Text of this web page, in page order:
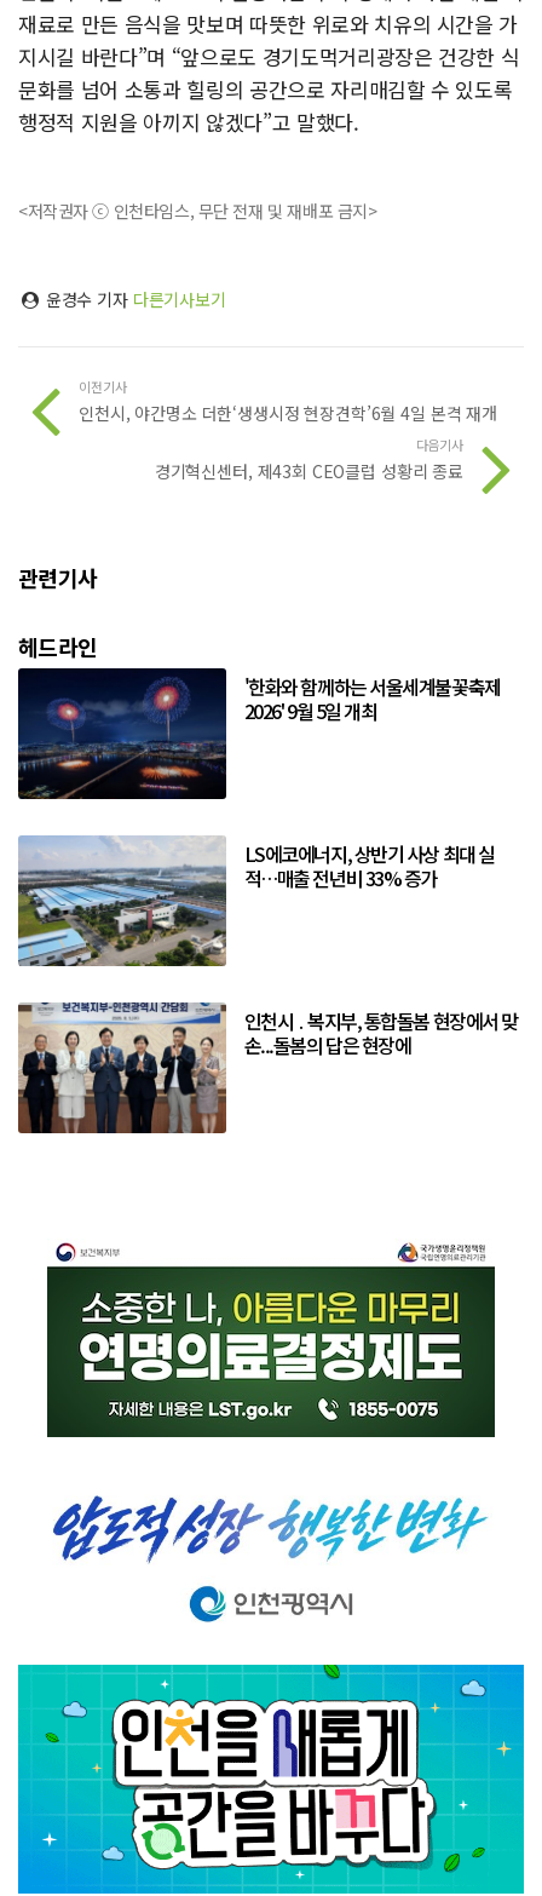
재료로 만든 음식을 맛보며 따뜻한 위로와 치유의 시간을 가
지시길 바란다”며 “앞으로도 경기도먹거리광장은 건강한 식
문화를 넘어 소통과 힐링의 공간으로 자리매김할 수 있도록
행정적 지원을 아끼지 않겠다”고 말했다.
<저작권자 ⓒ 인천타임스, 무단 전재 및 재배포 금지>
윤경수 기자 다른기사보기
이전기사
인천시, 야간명소 더한‘생생시정 현장견학’6월 4일 본격 재개
다음기사
경기혁신센터, 제43회 CEO클럽 성황리 종료
관련기사
헤드라인
'한화와 함께하는 서울세계불꽃축제
2026' 9월 5일 개최
LS에코에너지, 상반기 사상 최대 실
적…매출 전년비 33% 증가
인천시 ․ 복지부, 통합돌봄 현장에서 맞
손...돌봄의 답은 현장에